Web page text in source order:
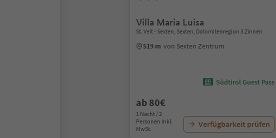
Villa Maria Luisa
St. Veit - Sexten, Sexten, Dolomitenregion 3 Zinnen
519 m von Sexten Zentrum
Südtirol Guest Pass
ab 80€
1 Nacht / 2
Personen Inkl.
MwSt.
Verfügbarkeit prüfen